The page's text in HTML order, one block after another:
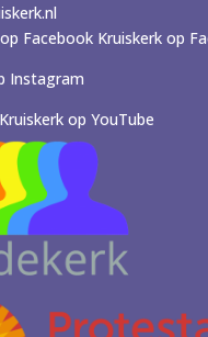
Kruiskerk op
Instagram
Kruiskerk op YouTube